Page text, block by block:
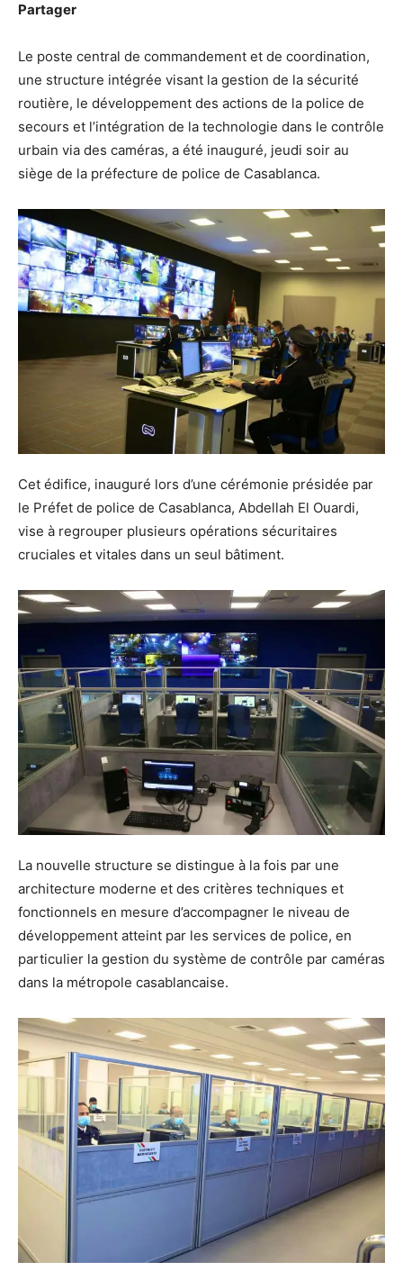
Partager
Le poste central de commandement et de coordination,
une structure intégrée visant la gestion de la sécurité
routière, le développement des actions de la police de
secours et l’intégration de la technologie dans le contrôle
urbain via des caméras, a été inauguré, jeudi soir au
siège de la préfecture de police de Casablanca.
Cet édifice, inauguré lors d’une cérémonie présidée par
le Préfet de police de Casablanca, Abdellah El Ouardi,
vise à regrouper plusieurs opérations sécuritaires
cruciales et vitales dans un seul bâtiment.
La nouvelle structure se distingue à la fois par une
architecture moderne et des critères techniques et
fonctionnels en mesure d’accompagner le niveau de
développement atteint par les services de police, en
particulier la gestion du système de contrôle par caméras
dans la métropole casablancaise.